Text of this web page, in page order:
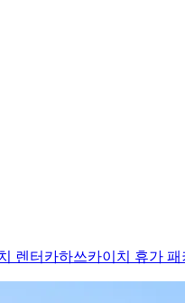
렌터카하쓰카이치 휴가 패